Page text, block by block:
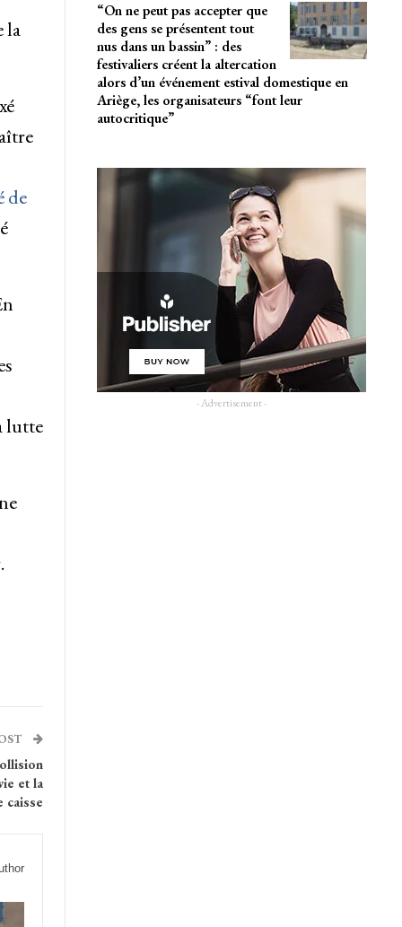
la
de
lutte
et la
caisse
“On ne peut pas accepter que
des gens se présentent tout
nus dans un bassin” : des
festivaliers créent la altercation
alors d’un événement estival domestique en
Ariège, les organisateurs “font leur
autocritique”
- Advertisement -